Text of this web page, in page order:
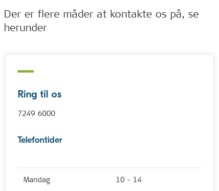
Der er flere måder at kontakte os på, se
herunder
Ring til os
7249 6000
Telefontider
Mandag 10 - 14